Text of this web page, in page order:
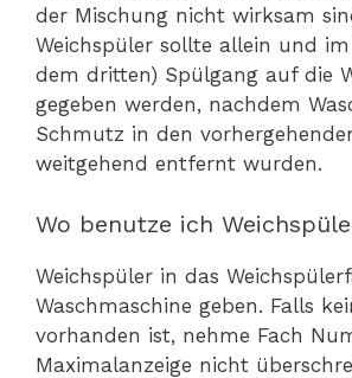
der Mischung nicht wirksam
Weichspüler sollte allein und
dem dritten) Spülgang auf die
gegeben werden, nachdem
Schmutz in den
weitgehend entfernt wurden.
Wo benutze ich
Weichspüler in das
Waschmaschine geben. Falls
vorhanden ist, nehme Fach
Maximalanzeige nicht